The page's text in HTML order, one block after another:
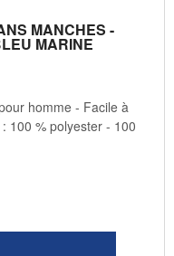
MANCHES -
MARINE
homme - Facile à
100 % polyester - 100